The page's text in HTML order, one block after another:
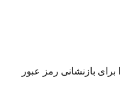
بازنشانی رمز عبور